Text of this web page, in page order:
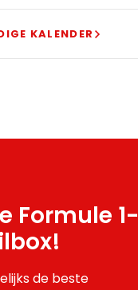
KALENDER
Formule 1-
de beste